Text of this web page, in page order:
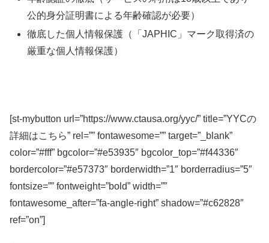
公的身分証明書による年齢確認が必要）
徹底した個人情報保護（「JAPHIC」マーク取得済の
厳重な個人情報保護）
[st-mybutton url=”https://www.ctausa.org/yyc/” title=”YYCの
詳細はこちら” rel=”” fontawesome=”” target=”_blank”
color=”#fff” bgcolor=”#e53935″ bgcolor_top=”#f44336″
bordercolor=”#e57373″ borderwidth=”1″ borderradius=”5″
fontsize=”” fontweight=”bold” width=””
fontawesome_after=”fa-angle-right” shadow=”#c62828″
ref=”on”]